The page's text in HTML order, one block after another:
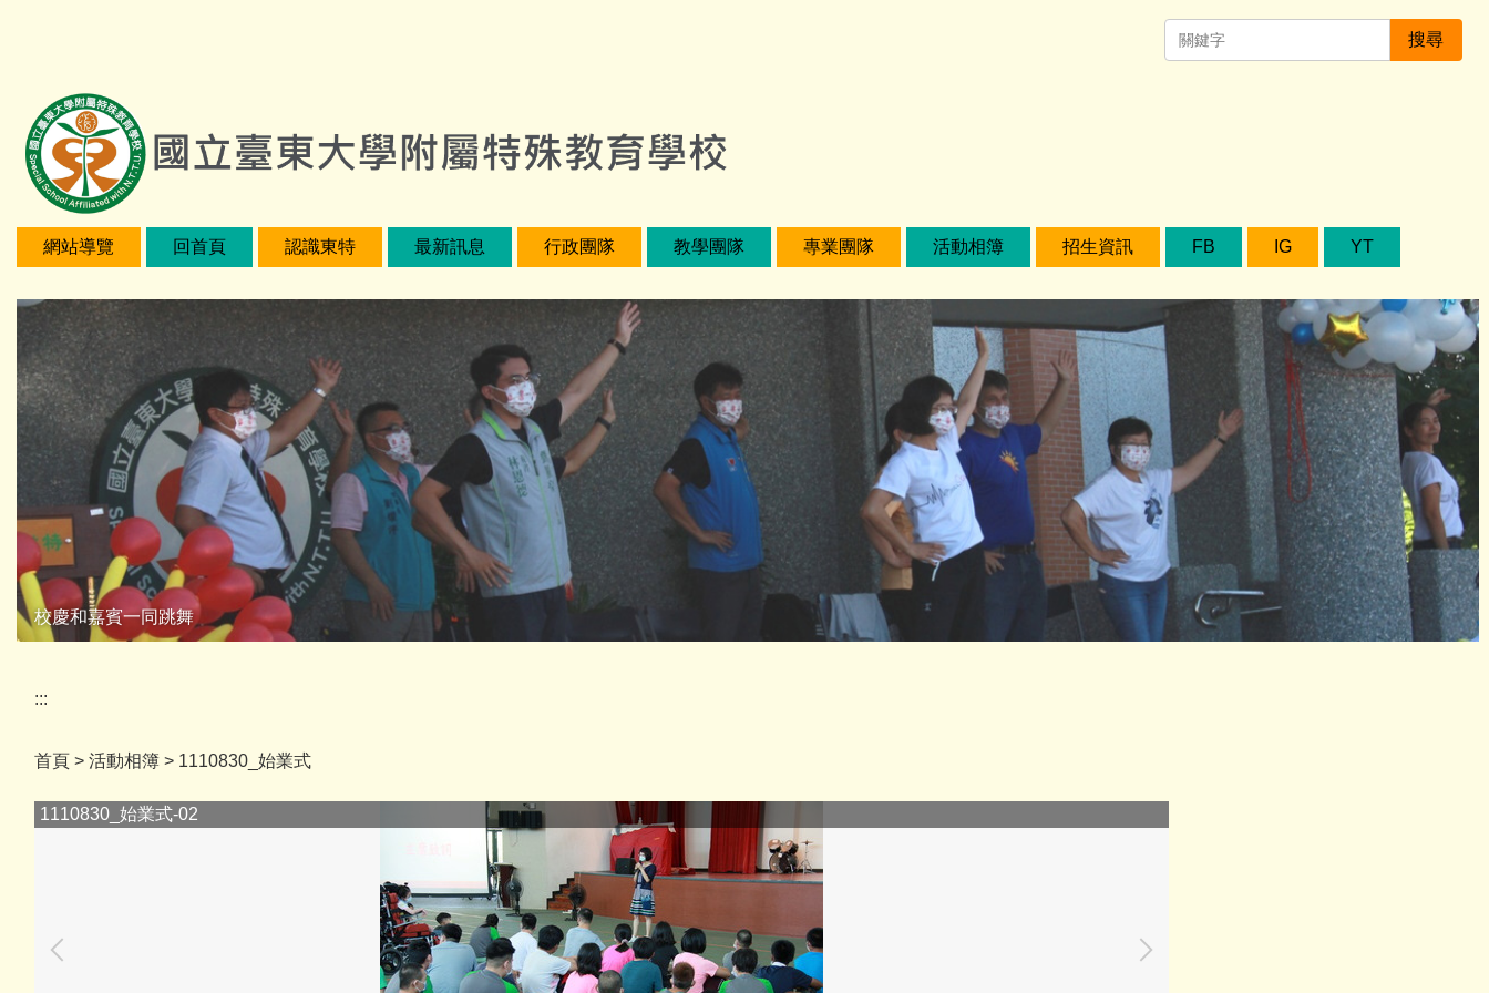
容
搜尋
網站導覽 回首頁 認識東特 最新訊息 行政團隊 教學團隊 專業團隊 活動相簿 招生資訊 FB IG YT
校慶和嘉賓一同跳舞
:::
首頁 > 活動相簿 > 1110830_始業式
1110830_始業式-02